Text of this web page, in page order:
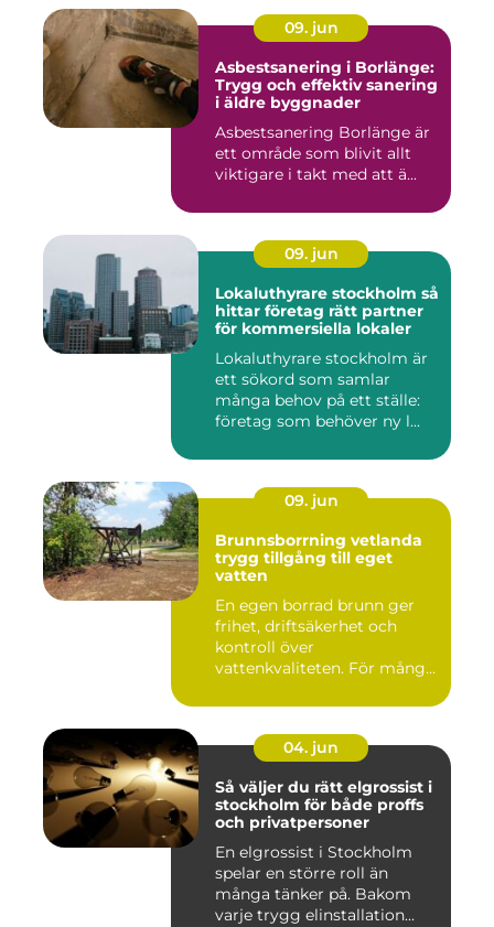
09. jun
Asbestsanering i Borlänge:
Trygg och effektiv sanering
i äldre byggnader
Asbestsanering Borlänge är
ett område som blivit allt
viktigare i takt med att ä...
09. jun
Lokaluthyrare stockholm så
hittar företag rätt partner
för kommersiella lokaler
Lokaluthyrare stockholm är
ett sökord som samlar
många behov på ett ställe:
företag som behöver ny l...
09. jun
Brunnsborrning vetlanda
trygg tillgång till eget
vatten
En egen borrad brunn ger
frihet, driftsäkerhet och
kontroll över
vattenkvaliteten. För många
04. jun
Så väljer du rätt elgrossist i
stockholm för både proffs
och privatpersoner
En elgrossist i Stockholm
spelar en större roll än
många tänker på. Bakom
varje trygg elinstallation...